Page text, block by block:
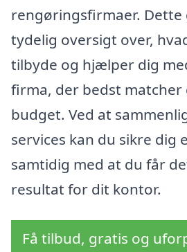
rengøringsfirmaer. Dette
tydelig oversigt over,
tilbyde og hjælper dig
firma, der bedst matcher
budget. Ved at
services kan du sikre dig
samtidig med at du får
resultat for dit kontor.
Få tilbud, gratis og